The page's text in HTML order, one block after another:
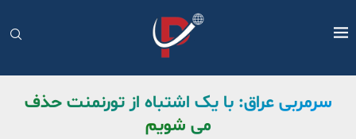
سرمربی عراق: با یک اشتباه از تورنمنت حذف
می شویم